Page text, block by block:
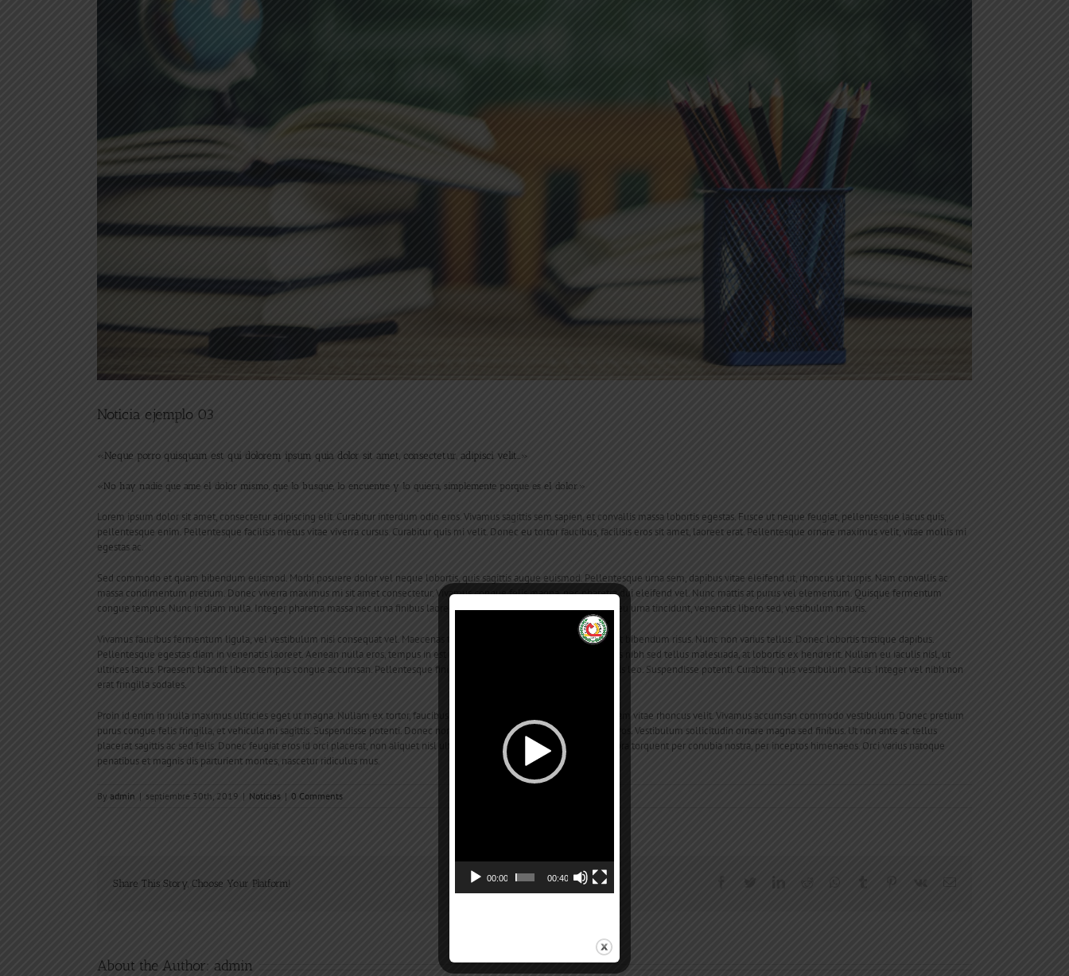
Noticia ejemplo 03
«Neque porro quisquam est qui dolorem ipsum quia dolor sit amet, consectetur, adipisci velit…»
«No hay nadie que ame el dolor mismo, que lo busque, lo encuentre y lo quiera, simplemente porque es el dolor.»
Lorem ipsum dolor sit amet, consectetur adipiscing elit. Curabitur interdum odio eros. Vivamus sagittis sem sapien, et convallis massa lobortis egestas. Fusce ut neque feugiat, pellentesque lacus quis,
pellentesque enim. Pellentesque facilisis metus vitae viverra cursus. Curabitur quis mi velit. Donec eu tortor faucibus, facilisis eros sit amet, laoreet erat. Pellentesque ornare maximus velit, vitae mollis mi
egestas ac.
Sed commodo et quam bibendum euismod. Morbi posuere dolor vel neque lobortis, quis sagittis augue euismod. Pellentesque urna sem, dapibus vitae eleifend ut, rhoncus ut turpis. Nam convallis ac
massa condimentum pretium. Donec viverra maximus mi sit amet consectetur. Vivamus congue felis magna, nec pharetra dui eleifend vel. Nunc mattis at purus vel elementum. Quisque fermentum
congue tempus. Nunc in diam nulla. Integer pharetra massa nec urna finibus laoreet. Cras egestas malesuada lacus. Nunc eu urna tincidunt, venenatis libero sed, vestibulum mauris.
Vivamus faucibus fermentum ligula, vel vestibulum nisi consequat vel. Maecenas turpis risus, blandit id est sit amet, feugiat bibendum risus. Nunc non varius tellus. Donec lobortis tristique dapibus.
Pellentesque egestas diam in venenatis laoreet. Aenean nulla eros, tempus in est eget, sagittis euismod tellus. Nam mollis nibh sed tellus malesuada, at lobortis ex hendrerit. Nullam eu iaculis nisl, ut
ultrices lacus. Praesent blandit libero tempus congue accumsan. Pellentesque finibus nisl et posuere tempus. Sed in mollis leo. Suspendisse potenti. Curabitur quis vestibulum lacus. Integer vel nibh non
erat fringilla sodales.
Proin id enim in nulla maximus ultricies eget ut magna. Nullam ex tortor, faucibus vel tortor eu, sodales semper sapien. Nam vitae rhoncus velit. Vivamus accumsan commodo vestibulum. Donec pretium
purus congue felis fringilla, et vehicula mi sagittis. Suspendisse potenti. Donec non erat porttitor, congue urna in, blandit eros. Vestibulum sollicitudin ornare magna sed finibus. Ut non ante ac tellus
placerat sagittis ac sed felis. Donec feugiat eros id orci placerat, non aliquet nisl ultricies. Class aptent taciti sociosqu ad litora torquent per conubia nostra, per inceptos himenaeos. Orci varius natoque
penatibus et magnis dis parturient montes, nascetur ridiculus mus.
By admin | septiembre 30th, 2019 | Noticias 0 Comments
Share This Story, Choose Your Platform! FacebookTwitterLinkedInReddit WhatsappTumblr Pinterest
About the Author: admin
00:00 00:40